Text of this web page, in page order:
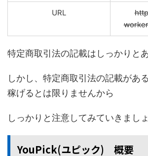
URL
特定商取引法の記載はしっかりと
しかし、特定商取引法の記載があ
稼げるとは限りませんから
しっかりと注意してみていきまし
YouPick(ユピック) 概要